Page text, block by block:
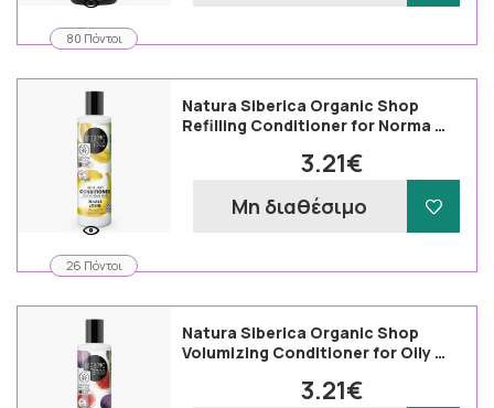
80 Πόντοι
26 Πόντοι
Natura Siberica Organic Shop
Refilling Conditioner for Norma …
3.21€
Μη διαθέσιμο
Natura Siberica Organic Shop
Volumizing Conditioner for Oily …
3.21€